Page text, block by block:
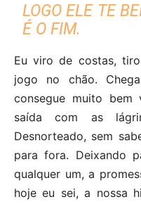
LOGO ELE TE
É O FIM.
Eu viro de costas,
jogo no chão.
consegue muito
saída com as
Desnorteado, sem
para fora. Deixando
qualquer um, a
hoje eu sei, a nossa